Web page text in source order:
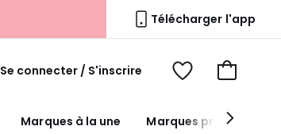
Télécharger l'app
Marques à la une Marques premium
Se connecter / S'inscrire
Mon
Voir
Voir
panier